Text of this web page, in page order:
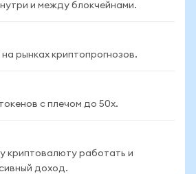
и между блокчейнами.
на рынках криптопрогнозов.
с плечом до 50x.
криптовалюту работать и
доход.